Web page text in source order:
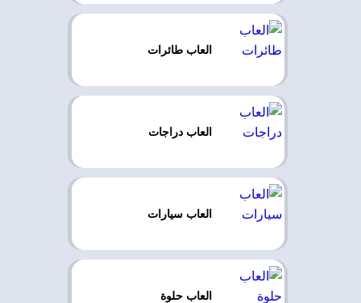
العاب طائرات
العاب دراجات
العاب سيارات
العاب حلوة